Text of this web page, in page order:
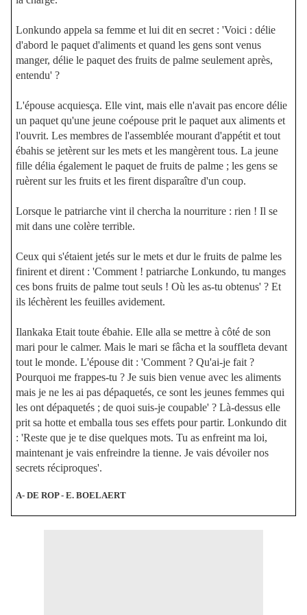
Lonkundo appela sa femme et lui dit en secret : 'Voici : délie
d'abord le paquet d'aliments et quand les gens sont venus
manger, délie le paquet des fruits de palme seulement après,
entendu' ?
L'épouse acquiesça. Elle vint, mais elle n'avait pas encore délie
un paquet qu'une jeune coépouse prit le paquet aux aliments et
l'ouvrit. Les membres de l'assemblée mourant d'appétit et tout
ébahis se jetèrent sur les mets et les mangèrent tous. La jeune
fille délia également le paquet de fruits de palme ; les gens se
ruèrent sur les fruits et les firent disparaître d'un coup.
Lorsque le patriarche vint il chercha la nourriture : rien ! Il se
mit dans une colère terrible.
Ceux qui s'étaient jetés sur le mets et dur le fruits de palme les
finirent et dirent : 'Comment ! patriarche Lonkundo, tu manges
ces bons fruits de palme tout seuls ! Où les as-tu obtenus' ? Et
ils léchèrent les feuilles avidement.
Ilankaka Etait toute ébahie. Elle alla se mettre à côté de son
mari pour le calmer. Mais le mari se fâcha et la souffleta devant
tout le monde. L'épouse dit : 'Comment ? Qu'ai-je fait ?
Pourquoi me frappes-tu ? Je suis bien venue avec les aliments
mais je ne les ai pas dépaquetés, ce sont les jeunes femmes qui
les ont dépaquetés ; de quoi suis-je coupable' ? Là-dessus elle
prit sa hotte et emballa tous ses effets pour partir. Lonkundo dit
: 'Reste que je te dise quelques mots. Tu as enfreint ma loi,
maintenant je vais enfreindre la tienne. Je vais dévoiler nos
secrets réciproques'.
A- DE ROP - E. BOELAERT